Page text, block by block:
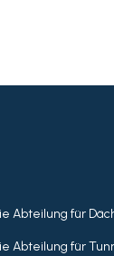
Abteilung für
Abteilung für